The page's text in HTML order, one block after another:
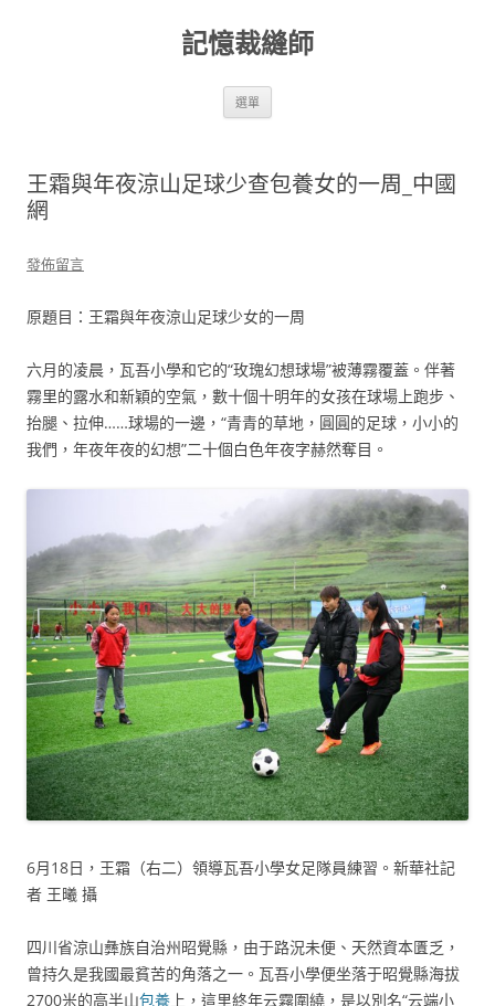
記憶裁縫師
選單
王霜與年夜涼山足球少查包養女的一周_中國
網
發佈留言
原題目：王霜與年夜涼山足球少女的一周
六月的凌晨，瓦吾小學和它的“玫瑰幻想球場”被薄霧覆蓋。伴著
霧里的露水和新穎的空氣，數十個十明年的女孩在球場上跑步、
抬腿、拉伸……球場的一邊，“青青的草地，圓圓的足球，小小的
我們，年夜年夜的幻想”二十個白色年夜字赫然奪目。
6月18日，王霜（右二）領導瓦吾小學女足隊員練習。新華社記
者 王曦 攝
四川省涼山彝族自治州昭覺縣，由于路況未便、天然資本匱乏，
曾持久是我國最貧苦的角落之一。瓦吾小學便坐落于昭覺縣海拔
2700米的高半山包養 上，這里終年云霧圍繞，是以別名“云端小